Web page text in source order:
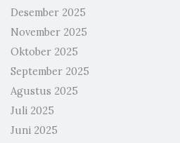
Desember 2025
November 2025
Oktober 2025
September 2025
Agustus 2025
Juli 2025
Juni 2025